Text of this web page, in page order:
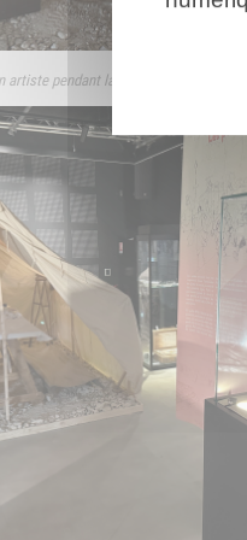
artiste pendant la Grande Guerre"